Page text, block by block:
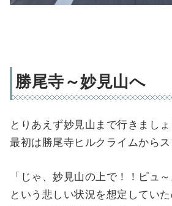
勝尾寺～妙見山へ
とりあえず妙見山まで行きましょ
最初は勝尾寺ヒルクライムからス
「じゃ、妙見山の上で！！ピュ～
という悲しい状況を想定していた